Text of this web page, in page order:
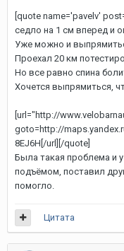
[quote name='pavelv'
седло на 1 см вперед и
Уже можно и
Проехал 20 км
Но все равно спина
Хочется выпрямиться,
[url="http://
goto=http://
8EJ6H[/url] [/quote]
Была такая проблема и
подъёмом, поставил
помогло.
Цитата